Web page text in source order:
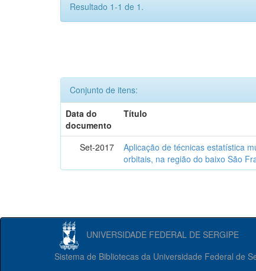
Resultado 1-1 de 1.
Conjunto de itens:
Data do
documento
Título
Set-2017
Aplicação de técnicas estatística
orbitais, na região do baixo São
UNIVERSIDADE FEDERAL DE SERGIPE
Sistema de Bibliotecas da Universidade Federal de